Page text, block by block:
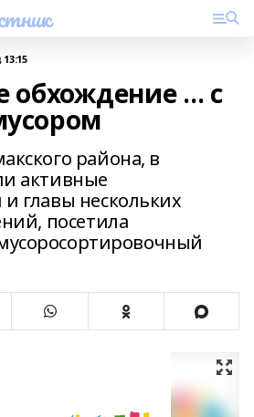
обхождение … с
района, в
активные
главы нескольких
посетила